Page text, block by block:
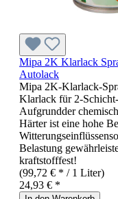
Mipa 2K Klarlack
Autolack
Mipa 2K-Klarlack-
Klarlack für 2-
Aufgrundder
Härter ist eine hohe
Belastung
kraftstofffest!
(99,72 € * / 1 Liter)
24,93 € *